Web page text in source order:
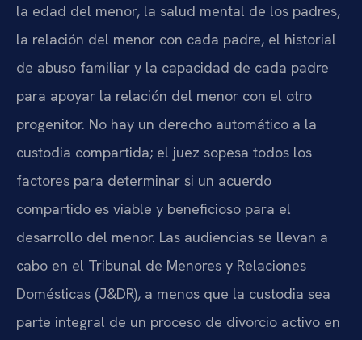
la edad del menor, la salud mental de los padres,
la relación del menor con cada padre, el historial
de abuso familiar y la capacidad de cada padre
para apoyar la relación del menor con el otro
progenitor. No hay un derecho automático a la
custodia compartida; el juez sopesa todos los
factores para determinar si un acuerdo
compartido es viable y beneficioso para el
desarrollo del menor. Las audiencias se llevan a
cabo en el Tribunal de Menores y Relaciones
Domésticas (J&DR), a menos que la custodia sea
parte integral de un proceso de divorcio activo en